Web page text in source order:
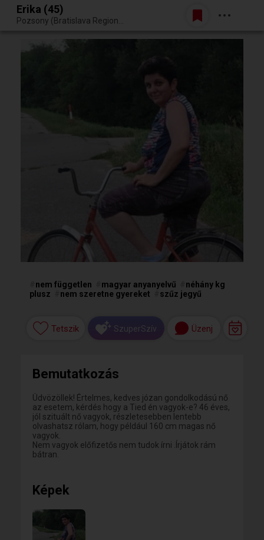
Egy jó randiból bármi lehet.
Belépés
Erika (45)
nem független magyar anyanyelvű
néhány kg
plusz
nem szeretne gyereket szűz jegyű
Tetszik SzuperSzív Üzenj
Bemutatkozás
Üdvözöllek! Értelmes, kedves józan gondolkodású nő
az esetem, kérdés hogy a Tied én vagyok-e? 46 éves,
jól szituált nő vagyok, részletesebben lentebb
olvashatsz rólam, hogy például 160 cm magas nő
vagyok.
Nem vagyok előfizetős nem tudok írni .Írjátok rám
bátran.
Képek